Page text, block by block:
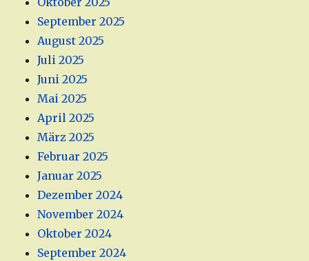
September 2025
August 2025
Juli 2025
Juni 2025
Mai 2025
April 2025
März 2025
Februar 2025
Januar 2025
Dezember 2024
November 2024
Oktober 2024
September 2024